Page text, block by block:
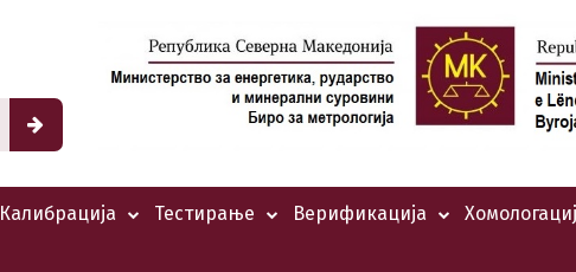
Калибрација Тестирање Верификација